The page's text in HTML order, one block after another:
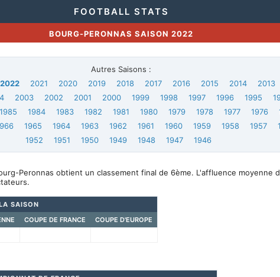
FOOTBALL STATS
BOURG-PERONNAS SAISON 2022
Autres Saisons :
2022 2021 2020 2019 2018 2017 2016 2015 2014 2013
2003 2002 2001 2000 1999 1998 1997 1996 1995
1985 1984 1983 1982 1981 1980 1979 1978 1977 1976
1965 1964 1963 1962 1961 1960 1959 1958 1957
1952
1951 1950 1949 1948 1947 1946
Peronnas obtient un classement final de 6ème. L'affluence moyenne
SAISON
COUPE DE FRANCE COUPE D'EUROPE